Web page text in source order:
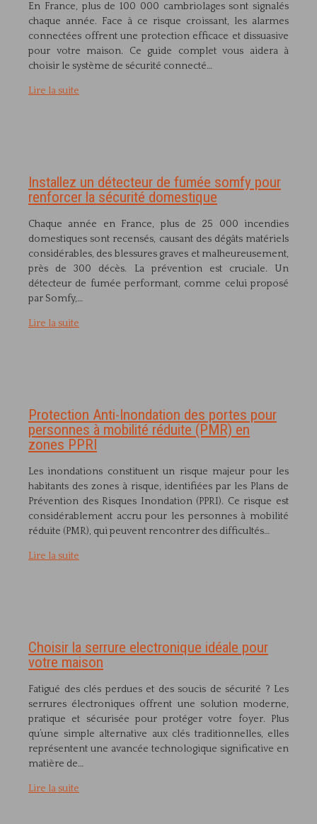
En France, plus de 100 000 cambriolages sont signalés
chaque année. Face à ce risque croissant, les alarmes
connectées offrent une protection efficace et dissuasive
pour votre maison. Ce guide complet vous aidera à
choisir le système de sécurité connecté…
Lire la suite
Installez un détecteur de fumée somfy pour
renforcer la sécurité domestique
Chaque année en France, plus de 25 000 incendies
domestiques sont recensés, causant des dégâts matériels
considérables, des blessures graves et malheureusement,
près de 300 décès. La prévention est cruciale. Un
détecteur de fumée performant, comme celui proposé
par Somfy,…
Lire la suite
Protection Anti-Inondation des portes pour
personnes à mobilité réduite (PMR) en
zones PPRI
Les inondations constituent un risque majeur pour les
habitants des zones à risque, identifiées par les Plans de
Prévention des Risques Inondation (PPRI). Ce risque est
considérablement accru pour les personnes à mobilité
réduite (PMR), qui peuvent rencontrer des difficultés…
Lire la suite
Choisir la serrure electronique idéale pour
votre maison
Fatigué des clés perdues et des soucis de sécurité ? Les
serrures électroniques offrent une solution moderne,
pratique et sécurisée pour protéger votre foyer. Plus
qu’une simple alternative aux clés traditionnelles, elles
représentent une avancée technologique significative en
matière de…
Lire la suite